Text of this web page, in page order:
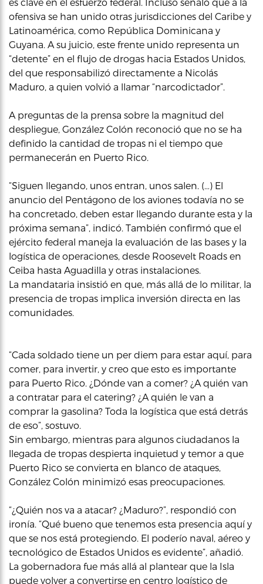
ofensiva se han unido otras jurisdicciones del Caribe y
Latinoamérica, como República Dominicana y
Guyana. A su juicio, este frente unido representa un
“detente” en el flujo de drogas hacia Estados Unidos,
del que responsabilizó directamente a Nicolás
Maduro, a quien volvió a llamar “narcodictador”.
A preguntas de la prensa sobre la magnitud del
despliegue, González Colón reconoció que no se ha
definido la cantidad de tropas ni el tiempo que
permanecerán en Puerto Rico.
“Siguen llegando, unos entran, unos salen. (…) El
anuncio del Pentágono de los aviones todavía no se
ha concretado, deben estar llegando durante esta y la
próxima semana”, indicó. También confirmó que el
ejército federal maneja la evaluación de las bases y la
logística de operaciones, desde Roosevelt Roads en
Ceiba hasta Aguadilla y otras instalaciones.
La mandataria insistió en que, más allá de lo militar, la
presencia de tropas implica inversión directa en las
comunidades.
“Cada soldado tiene un per diem para estar aquí, para
comer, para invertir, y creo que esto es importante
para Puerto Rico. ¿Dónde van a comer? ¿A quién van
a contratar para el catering? ¿A quién le van a
comprar la gasolina? Toda la logística que está detrás
de eso”, sostuvo.
Sin embargo, mientras para algunos ciudadanos la
llegada de tropas despierta inquietud y temor a que
Puerto Rico se convierta en blanco de ataques,
González Colón minimizó esas preocupaciones.
“¿Quién nos va a atacar? ¿Maduro?”, respondió con
ironía. “Qué bueno que tenemos esta presencia aquí y
que se nos está protegiendo. El poderío naval, aéreo y
tecnológico de Estados Unidos es evidente”, añadió.
La gobernadora fue más allá al plantear que la Isla
puede volver a convertirse en centro logístico de